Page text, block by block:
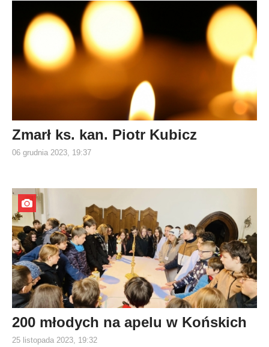
Zmarł ks. kan. Piotr Kubicz
06 grudnia 2023, 19:37
200 młodych na apelu w Końskich
25 listopada 2023, 19:32